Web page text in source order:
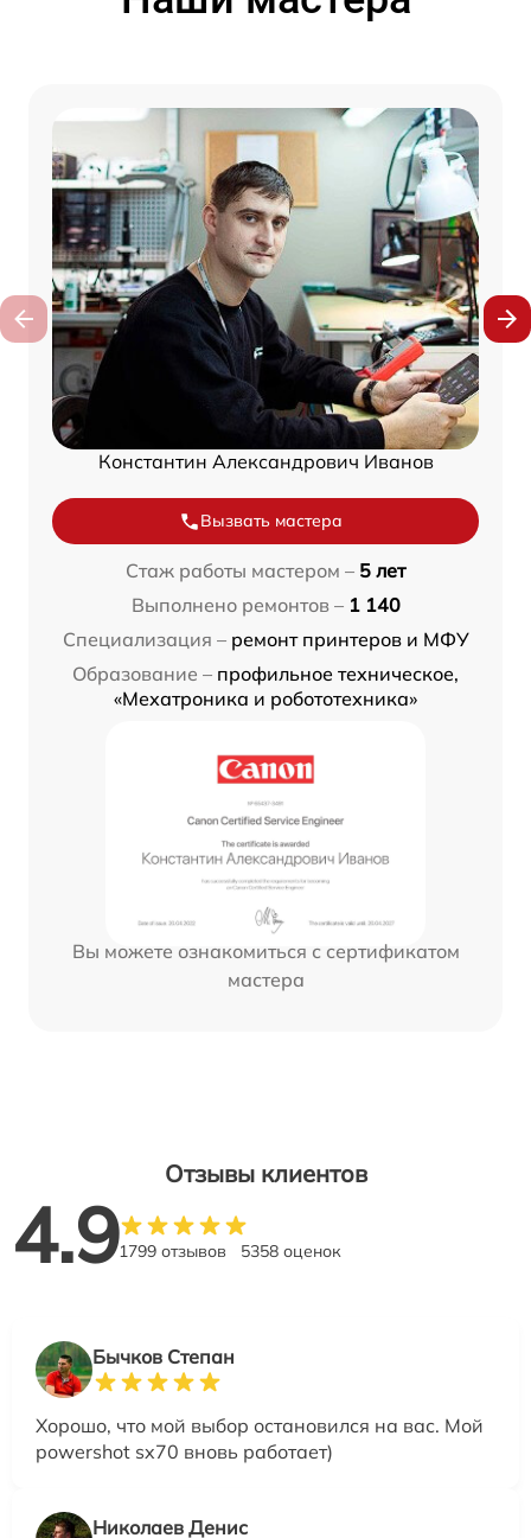
Константин Александрович Иванов
Вызвать мастера
Стаж работы мастером – 5 лет
Выполнено ремонтов – 1 140
Специализация – ремонт принтеров и МФУ
Образование – профильное техническое,
«Мехатроника и робототехника»
Вы можете ознакомиться с сертификатом
мастера
Отзывы клиентов
4.91799 отзывов 5358 оценок
Бычков Степан
Хорошо, что мой выбор остановился на вас. Мой
powershot sx70 вновь работает)
Николаев Денис